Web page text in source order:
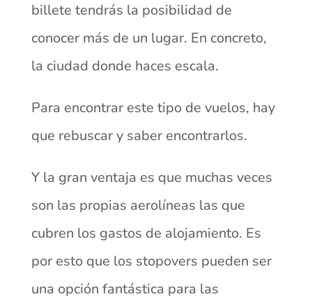
billete tendrás la posibilidad de
conocer más de un lugar. En concreto,
la ciudad donde haces escala.
Para encontrar este tipo de vuelos, hay
que rebuscar y saber encontrarlos.
Y la gran ventaja es que muchas veces
son las propias aerolíneas las que
cubren los gastos de alojamiento. Es
por esto que los stopovers pueden ser
una opción fantástica para las